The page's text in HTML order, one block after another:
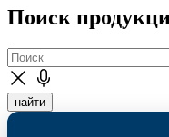
Поиск
найти